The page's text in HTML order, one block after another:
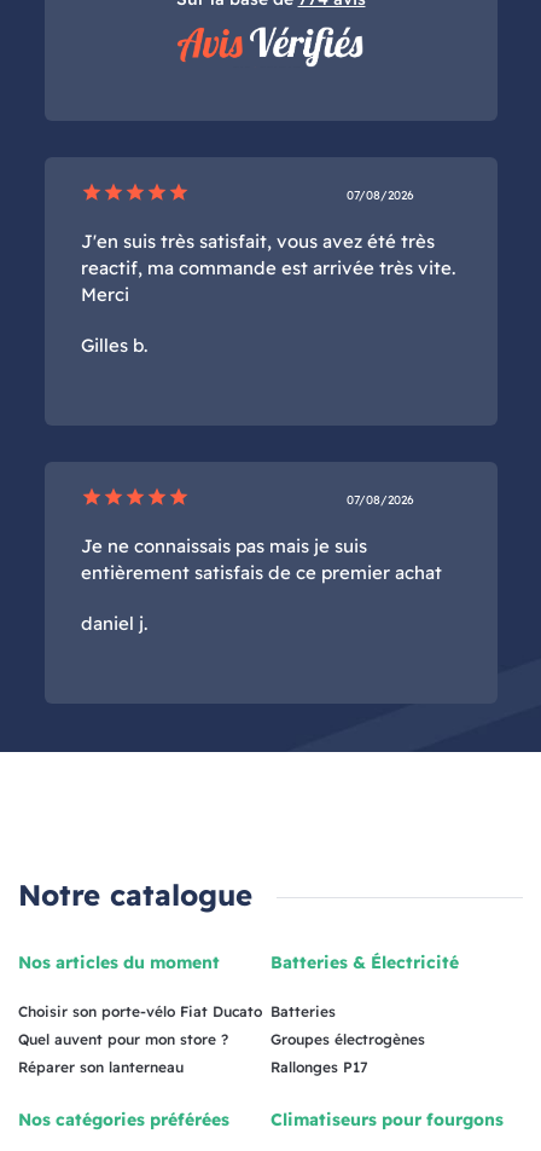
star star star star star 07/08/2026
J'en suis très satisfait, vous avez été très
reactif, ma commande est arrivée très vite.
Merci
Gilles b.
star star star star star 07/08/2026
Je ne connaissais pas mais je suis
entièrement satisfais de ce premier achat
daniel j.
Notre catalogue
Nos articles du moment
Choisir son porte-vélo Fiat Ducato
Quel auvent pour mon store ?
Réparer son lanterneau
Nos catégories préférées
Batteries & Électricité
Batteries
Groupes électrogènes
Rallonges P17
Climatiseurs pour fourgons